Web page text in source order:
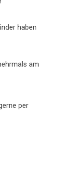
haben
am
per